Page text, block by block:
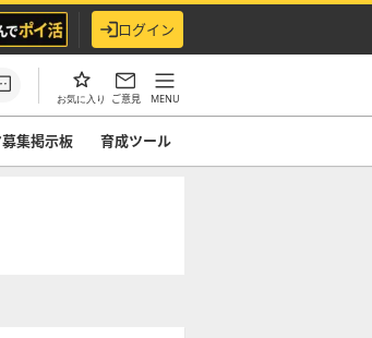
ログイン
お気に入り ご意見 MENU
集掲示板 育成ツール